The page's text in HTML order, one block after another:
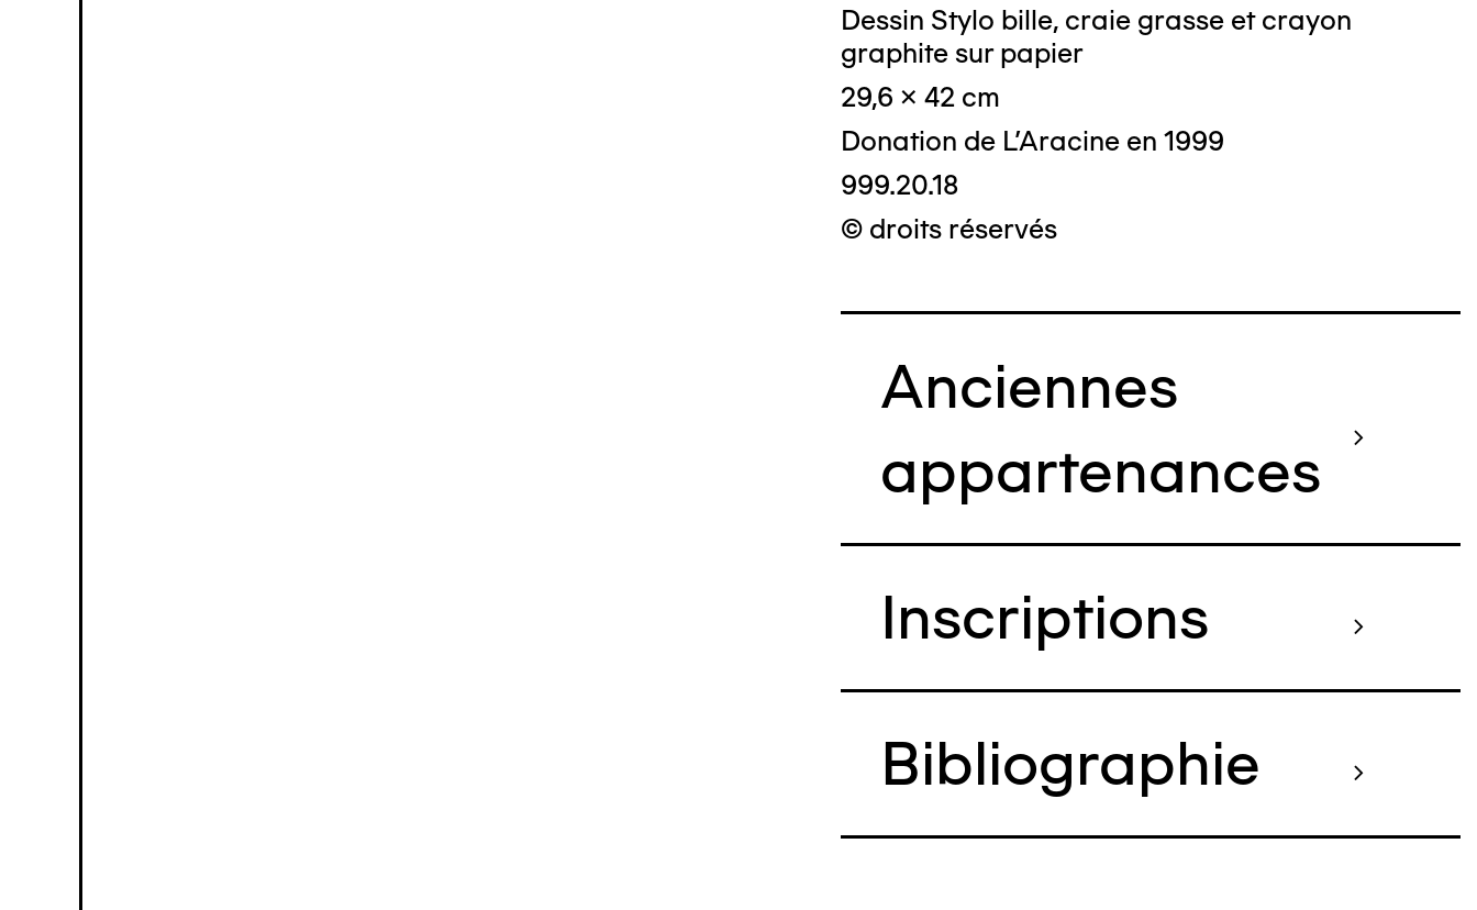
Dessin Stylo bille, craie grasse et crayon
graphite sur papier
29,6 x 42 cm
Donation de L'Aracine en 1999
999.20.18
© droits réservés
Anciennes
appartenances
Inscriptions
Bibliographie